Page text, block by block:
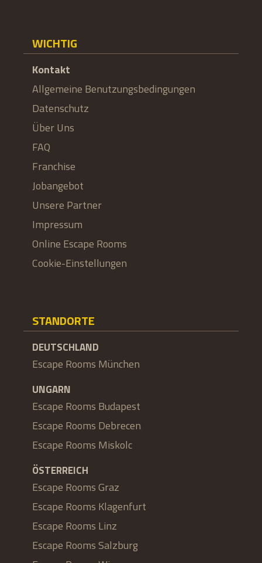
WICHTIG
Kontakt
Allgemeine Benutzungsbedingungen
Datenschutz
Über Uns
FAQ
Franchise
Jobangebot
Unsere Partner
Impressum
Online Escape Rooms
Cookie-Einstellungen
STANDORTE
DEUTSCHLAND
Escape Rooms München
UNGARN
Escape Rooms Budapest
Escape Rooms Debrecen
Escape Rooms Miskolc
ÖSTERREICH
Escape Rooms Graz
Escape Rooms Klagenfurt
Escape Rooms Linz
Escape Rooms Salzburg